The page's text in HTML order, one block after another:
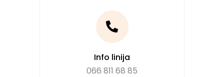
Info linija
066 811 68 85